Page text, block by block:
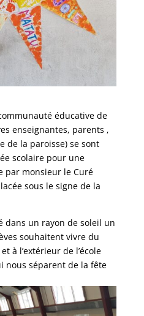
éducative de
enseignantes, parents ,
de la paroisse) se sont
scolaire pour une
par monsieur le Curé
sous le signe de la
dans un rayon de soleil un
souhaitent vivre du
à l’extérieur de l’école
nous séparent de la fête